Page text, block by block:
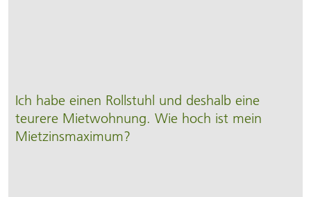
Ich habe einen Rollstuhl und deshalb eine
teurere Mietwohnung. Wie hoch ist mein
Mietzinsmaximum?